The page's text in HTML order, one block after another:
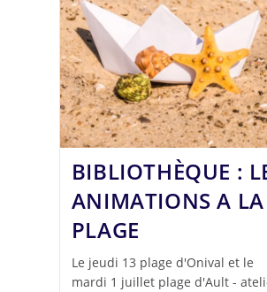
BIBLIOTHÈQUE :
ANIMATIONS A LA
PLAGE
Le jeudi 13 plage d'Onival et le
mardi 1 juillet plage d'Ault -